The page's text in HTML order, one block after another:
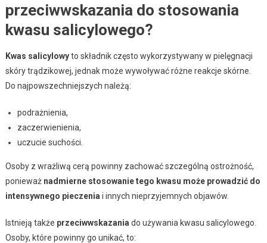
przeciwwskazania do stosowania
kwasu salicylowego?
Kwas salicylowyto składnik często wykorzystywany w pielęgnacji
skóry trądzikowej, jednak może wywoływać różne reakcje skórne.
Do najpowszechniejszych należą:
podrażnienia,
zaczerwienienia,
uczucie suchości.
Osoby z wrażliwą cerą powinny zachować szczególną ostrożność,
ponieważ nadmierne stosowanie tego kwasu może prowadzić do
intensywnego pieczenia i innych nieprzyjemnych objawów.
Istnieją także przeciwwskazania do używania kwasu salicylowego.
Osoby, które powinny go unikać, to: